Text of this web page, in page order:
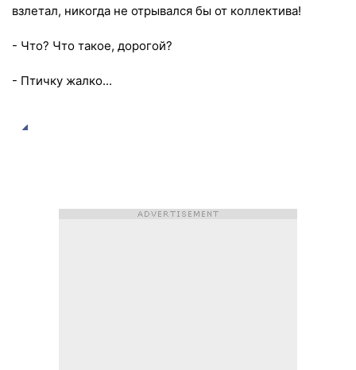
взлетал, никогда не отрывался бы от коллектива!
- Что? Что такое, дорогой?
- Птичку жалко...